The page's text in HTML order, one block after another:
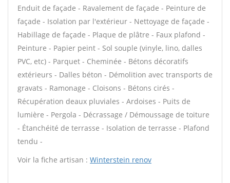
Enduit de façade - Ravalement de façade - Peinture de
façade - Isolation par l'extérieur - Nettoyage de façade -
Habillage de façade - Plaque de plâtre - Faux plafond -
Peinture - Papier peint - Sol souple (vinyle, lino, dalles
PVC, etc) - Parquet - Cheminée - Bétons décoratifs
extérieurs - Dalles béton - Démolition avec transports de
gravats - Ramonage - Cloisons - Bétons cirés -
Récupération deaux pluviales - Ardoises - Puits de
lumière - Pergola - Décrassage / Démoussage de toiture
- Étanchéité de terrasse - Isolation de terrasse - Plafond
tendu -
Voir la fiche artisan : Winterstein renov